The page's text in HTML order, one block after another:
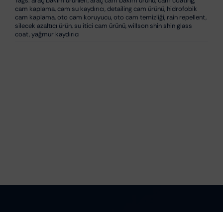
cam kaplama,cam su kaydırıcı,detailing cam ürünü, hidrofobik
cam kaplama,oto cam koruyucu,oto cam temizliği, rain repellent,
silecek azaltıcı ürün, su itici cam ürünü,willson shin shin glass
coat,yağmur kaydırıcı